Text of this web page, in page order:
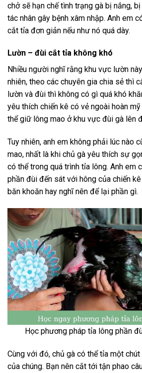
chở sẽ hạn chế tình trạng gà bị nắng,
tác nhân gây bệnh xâm nhập. Anh em
cắt tỉa đơn giản nếu như nó quá dày.
Lườn – đùi cắt tỉa không khó
Nhiều người nghĩ rằng khu vực lườn
nhiên, theo các chuyên gia chia sẻ thì
lườn và đùi thì không có gì quá khó
yêu thích chiến kê có vẻ ngoài hoàn
thể giữ lông mao ở khu vực đùi gà lên
Tuy nhiên, anh em không phải lúc nào
mao, nhất là khi chủ gà yêu thích sự
có thể trong quá trình tỉa lông. Anh em
phần đùi đến sát với hông của chiến
băn khoăn hay nghĩ nên để lại phần gì.
Học phương pháp tỉa lông phần
Cùng với đó, chủ gà có thể tỉa một
của chúng. Bạn nên cắt tới tận phao